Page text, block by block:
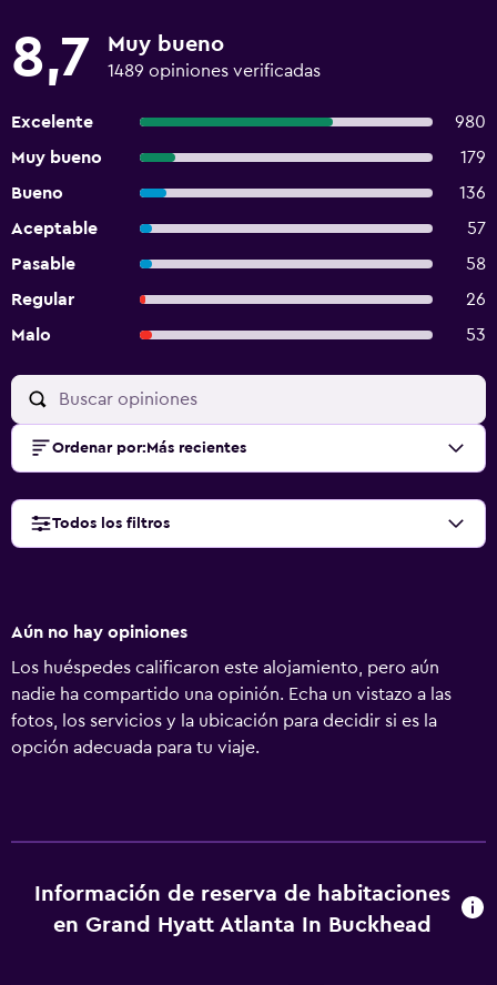
8,7 Muy bueno
1489 opiniones verificadas
Excelente
980
Muy bueno
179
Bueno
136
Aceptable
57
Pasable
58
Regular
26
Malo
53
Ordenar por: Más recientes
Todos los filtros
Aún no hay opiniones
Los huéspedes calificaron este alojamiento, pero aún
nadie ha compartido una opinión. Echa un vistazo a las
fotos, los servicios y la ubicación para decidir si es la
opción adecuada para tu viaje.
Información de reserva de habitaciones
en Grand Hyatt Atlanta In Buckhead